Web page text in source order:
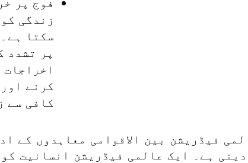
زندگی
سکتا
کرنے
کافی سے
فیڈریشن بین الاقوامی معاہدوں کے
ہے۔ ایک عالمی فیڈریشن انسانیت